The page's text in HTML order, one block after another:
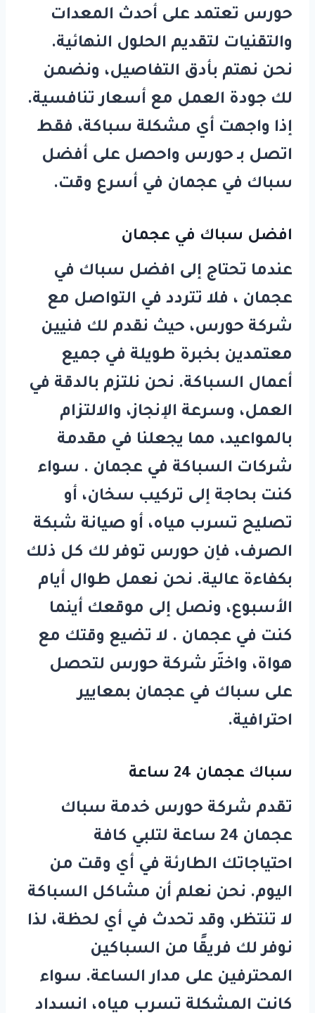
حورس تعتمد على أحدث المعدات
والتقنيات لتقديم الحلول النهائية.
نحن نهتم بأدق التفاصيل، ونضمن
لك جودة العمل مع أسعار تنافسية.
إذا واجهت أي مشكلة سباكة، فقط
اتصل بـ حورس واحصل على أفضل
سباك في عجمان في أسرع وقت.
افضل سباك في عجمان
عندما تحتاج إلى افضل سباك في
عجمان ، فلا تتردد في التواصل مع
شركة حورس، حيث نقدم لك فنيين
معتمدين بخبرة طويلة في جميع
أعمال السباكة. نحن نلتزم بالدقة في
العمل، وسرعة الإنجاز، والالتزام
بالمواعيد، مما يجعلنا في مقدمة
شركات السباكة في عجمان . سواء
كنت بحاجة إلى تركيب سخان، أو
تصليح تسرب مياه، أو صيانة شبكة
الصرف، فإن حورس توفر لك كل ذلك
بكفاءة عالية. نحن نعمل طوال أيام
الأسبوع، ونصل إلى موقعك أينما
كنت في عجمان . لا تضيع وقتك مع
هواة، واختَر شركة حورس لتحصل
على سباك في عجمان بمعايير
احترافية.
سباك عجمان 24 ساعة
تقدم شركة حورس خدمة سباك
عجمان 24 ساعة
لتلبي كافة
احتياجاتك الطارئة في أي وقت من
اليوم. نحن نعلم أن مشاكل السباكة
لا تنتظر، وقد تحدث في أي لحظة، لذا
نوفر لك فريقًا من السباكين
المحترفين على مدار الساعة. سواء
كانت المشكلة تسرب مياه، انسداد